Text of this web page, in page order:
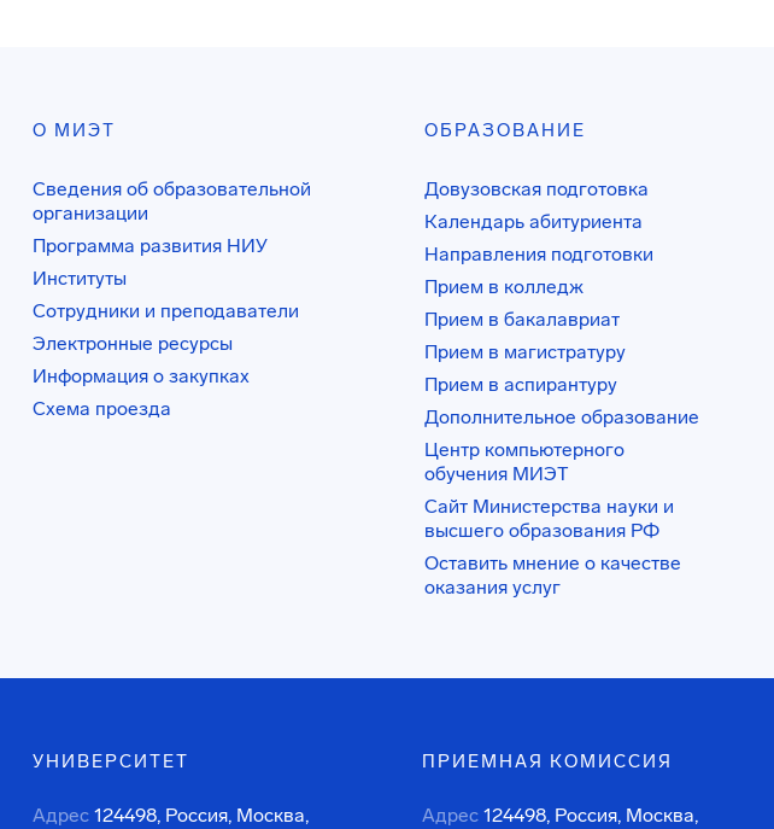
О МИЭТ
Сведения об образовательной
организации
Программа развития НИУ
Институты
Сотрудники и преподаватели
Электронные ресурсы
Информация о закупках
Схема проезда
ОБРАЗОВАНИЕ
Довузовская подготовка
Календарь абитуриента
Направления подготовки
Прием в колледж
Прием в бакалавриат
Прием в магистратуру
Прием в аспирантуру
Дополнительное образование
Центр компьютерного
обучения МИЭТ
Сайт Министерства науки и
высшего образования РФ
Оставить мнение о качестве
оказания услуг
УНИВЕРСИТЕТ
Адрес 124498, Россия, Москва,
ПРИЕМНАЯ КОМИССИЯ
Адрес 124498, Россия, Москва,